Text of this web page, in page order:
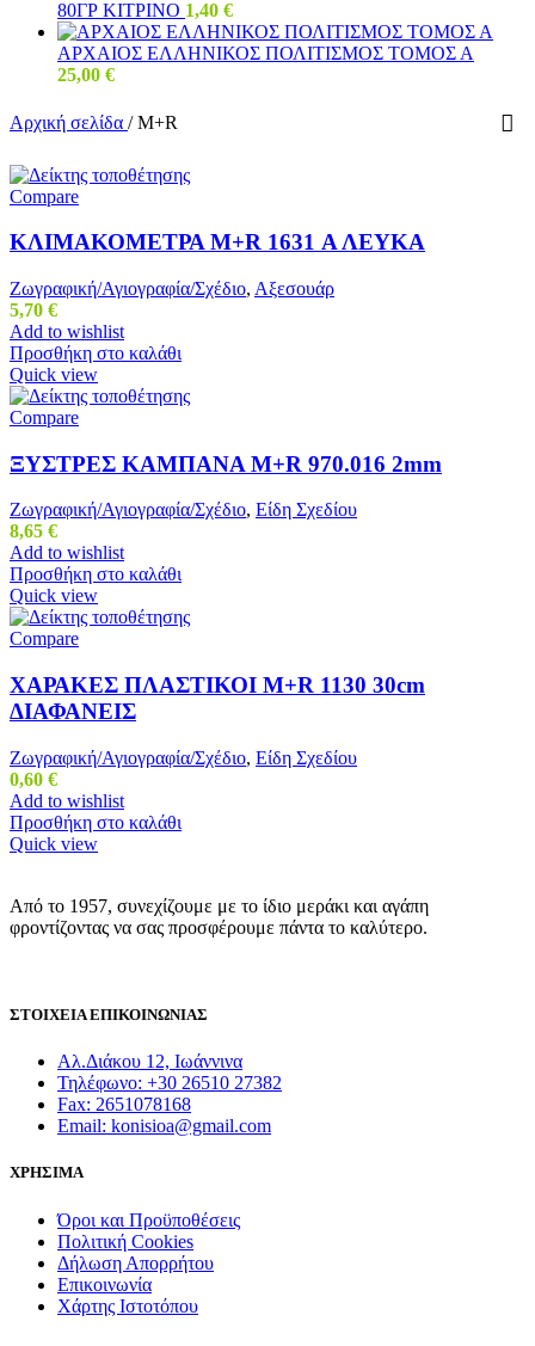
80ΓΡ ΚΙΤΡΙΝΟ 1,40 €
ΑΡΧΑΙΟΣ ΕΛΛΗΝΙΚΟΣ ΠΟΛΙΤΙΣΜΟΣ ΤΟΜΟΣ Α
25,00 €
Αρχική σελίδα / M+R
Compare
ΚΛΙΜΑΚΟΜΕΤΡΑ M+R 1631 Α ΛΕΥΚΑ
Ζωγραφική/Αγιογραφία/Σχέδιο, Αξεσουάρ
5,70 €
Add to wishlist
Προσθήκη στο καλάθι
Quick view
Compare
ΞΥΣΤΡΕΣ ΚΑΜΠΑΝΑ M+R 970.016 2mm
Ζωγραφική/Αγιογραφία/Σχέδιο, Είδη Σχεδίου
8,65 €
Add to wishlist
Προσθήκη στο καλάθι
Quick view
Compare
ΧΑΡΑΚΕΣ ΠΛΑΣΤΙΚΟΙ M+R 1130 30cm
ΔΙΑΦΑΝΕΙΣ
Ζωγραφική/Αγιογραφία/Σχέδιο, Είδη Σχεδίου
0,60 €
Add to wishlist
Προσθήκη στο καλάθι
Quick view
Από το 1957, συνεχίζουμε με το ίδιο μεράκι και αγάπη
φροντίζοντας να σας προσφέρουμε πάντα το καλύτερο.
ΣΤΟΙΧΕΙΑ ΕΠΙΚΟΙΝΩΝΙΑΣ
Αλ.Διάκου 12, Ιωάννινα
Τηλέφωνο: +30 26510 27382
Fax: 2651078168
Email: konisioa@gmail.com
ΧΡΗΣΙΜΑ
Όροι και Προϋποθέσεις
Πολιτική Cookies
Δήλωση Απορρήτου
Επικοινωνία
Χάρτης Ιστοτόπου